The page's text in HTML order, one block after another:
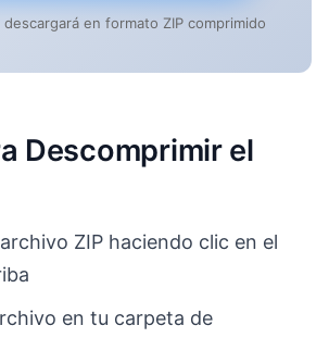
descargará en formato ZIP comprimido
Descomprimir el
ZIP haciendo clic en el
en tu carpeta de